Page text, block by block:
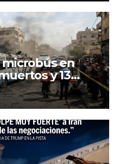
en
y 13
ataque no
de